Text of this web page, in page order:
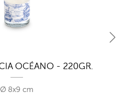
OCÉANO - 220GR.
Ø 8x9 cm